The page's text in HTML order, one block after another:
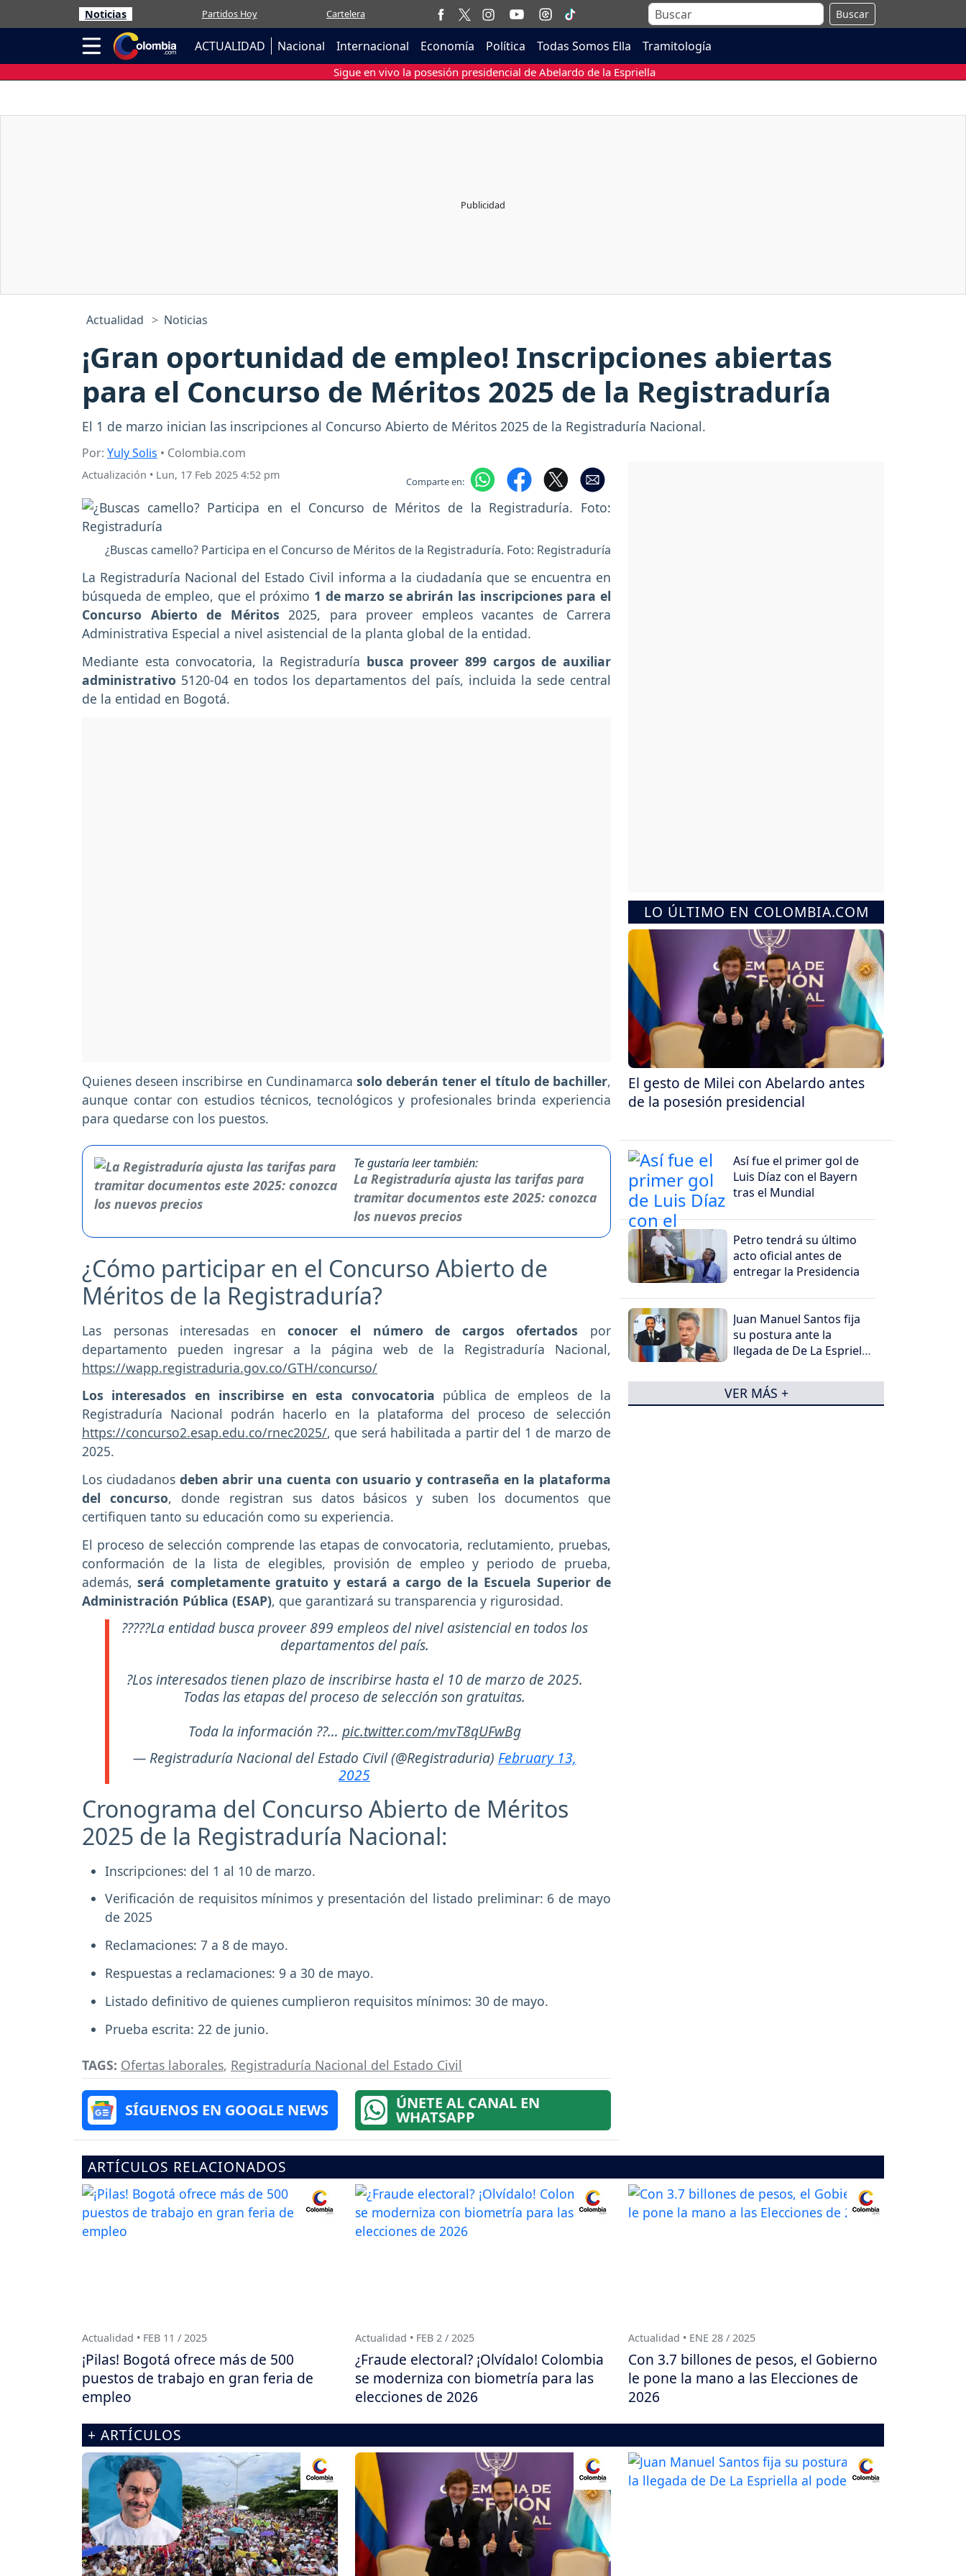
Noticias Partidos Hoy Cartelera Buscar
ACTUALIDAD Nacional Internacional Economía Política Todas Somos Ella Tramitología
Sigue en vivo la posesión presidencial de Abelardo de la Espriella
Actualidad Noticias
¡Gran oportunidad de empleo! Inscripciones abiertas
para el Concurso de Méritos 2025 de la Registraduría
El 1 de marzo inician las inscripciones al Concurso Abierto de Méritos 2025 de la Registraduría Nacional.
Por: Yuly Solis • Colombia.com
Actualización • Lun, 17 Feb 2025 4:52 pm Comparte en:
¿Buscas camello? Participa en el Concurso de Méritos de la Registraduría. Foto: Registraduría
La Registraduría Nacional del Estado Civil informa a la ciudadanía que se encuentra en
búsqueda de empleo, que el próximo 1 de marzo se abrirán las inscripciones para el
Concurso Abierto de Méritos 2025, para proveer empleos vacantes de Carrera
Administrativa Especial a nivel asistencial de la planta global de la entidad.
Mediante esta convocatoria, la Registraduría busca proveer 899 cargos de auxiliar
administrativo 5120-04 en todos los departamentos del país, incluida la sede central
de la entidad en Bogotá.
Quienes deseen inscribirse en Cundinamarca solo deberán tener el título de bachiller,
aunque contar con estudios técnicos, tecnológicos y profesionales brinda experiencia
para quedarse con los puestos.
Te gustaría leer también:
La Registraduría ajusta las tarifas para
tramitar documentos este 2025: conozca
los nuevos precios
¿Cómo participar en el Concurso Abierto de
Méritos de la Registraduría?
Las personas interesadas enconocer el número de cargos ofertados por
departamento pueden ingresar a la página web de la Registraduría Nacional,
https://wapp.registraduria.gov.co/GTH/concurso/
Los interesados en inscribirse en esta convocatoria pública de empleos de la
Registraduría Nacional podrán hacerlo en la plataforma del proceso de selección
https://concurso2.esap.edu.co/rnec2025/, que será habilitada a partir del 1 de marzo de
2025.
Los ciudadanosdeben abrir una cuenta con usuario y contraseña en la plataforma
del concurso, donde registran sus datos básicos y suben los documentos que
certifiquen tanto su educación como su experiencia.
El proceso de selección comprende las etapas de convocatoria, reclutamiento, pruebas,
conformación de la lista de elegibles, provisión de empleo y periodo de prueba,
además,será completamente gratuito y estará a cargo de la Escuela Superior de
Administración Pública (ESAP), que garantizará su transparencia y rigurosidad.
?????La entidad busca proveer 899 empleos del nivel asistencial en todos los
departamentos del país.
?Los interesados tienen plazo de inscribirse hasta el 10 de marzo de 2025.
Todas las etapas del proceso de selección son gratuitas.
Toda la información ??… pic.twitter.com/mvT8qUFwBg
— Registraduría Nacional del Estado Civil (@Registraduria) February 13,
2025
Cronograma del Concurso Abierto de Méritos
2025 de la Registraduría Nacional:
Inscripciones: del 1 al 10 de marzo.
Verificación de requisitos mínimos y presentación del listado preliminar: 6 de mayo
de 2025
Reclamaciones: 7 a 8 de mayo.
Respuestas a reclamaciones: 9 a 30 de mayo.
Listado definitivo de quienes cumplieron requisitos mínimos: 30 de mayo.
Prueba escrita: 22 de junio.
TAGS: Ofertas laborales, Registraduría Nacional del Estado Civil
SÍGUENOS EN GOOGLE NEWS ÚNETE AL CANAL EN
WHATSAPP
LO ÚLTIMO EN COLOMBIA.COM
El gesto de Milei con Abelardo antes
de la posesión presidencial
Así fue el primer gol de
Luis Díaz con el Bayern
tras el Mundial
Petro tendrá su último
acto oficial antes de
entregar la Presidencia
Juan Manuel Santos fija
su postura ante la
llegada de De La Espriella
VER MÁS +
ARTÍCULOS RELACIONADOS
Actualidad • FEB 11 / 2025
¡Pilas! Bogotá ofrece más de 500
puestos de trabajo en gran feria de
empleo
Actualidad • FEB 2 / 2025
¿Fraude electoral? ¡Olvídalo! Colombia
se moderniza con biometría para las
elecciones de 2026
Actualidad • ENE 28 / 2025
Con 3.7 billones de pesos, el Gobierno
le pone la mano a las Elecciones de
2026
+ ARTÍCULOS